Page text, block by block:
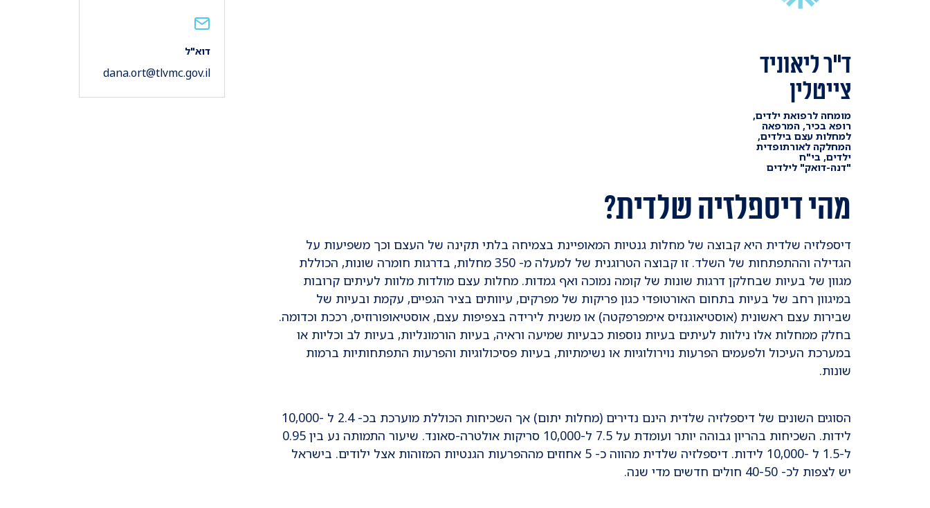
ד"ר ליאוניד
צייטלין
מומחה לרפואת ילדים,
רופא בכיר, המרפאה
למחלות עצם בילדים,
המחלקה לאורתופדית
ילדים, בי"ח
"דנה-דואק" לילדים
מהי דיספלזיה שלדית?
דיספלזיה שלדית היא קבוצה של מחלות גנטיות המאופיינת בצמיחה בלתי תקינה של העצם וכך משפיעות על
הגדילה וההתפתחות של השלד. זו קבוצה הטרוגנית של למעלה מ- 350 מחלות, בדרגות חומרה שונות, הכוללת
מגוון של בעיות שבחלקן דרגות שונות של קומה נמוכה ואף גמדות. מחלות עצם מולדות מלוות לעיתים קרובות
במיגוון רחב של בעיות בתחום האורטופדי כגון פריקות של מפרקים, עיוותים בציר הגפיים, עקמת ובעיות של
שבירות עצם ראשונית (אוסטיאוגנזיס אימפרפקטה) או משנית לירידה בצפיפות עצם, אוסטיאופורוזיס, רככת וכדומה.
בחלק ממחלות אלו נילוות לעיתים בעיות נוספות כבעיות שמיעה וראיה, בעיות הורמונליות, בעיות לב וכליות או
במערכת העיכול ולפעמים הפרעות נוירולוגיות או נשימתיות, בעיות פסיכולוגיות והפרעות התפתחותיות ברמות
שונות.
הסוגים השונים של דיספלזיה שלדית הינם נדירים (מחלות יתום) אך השכיחות הכוללת מוערכת בכ- 2.4 ל -10,000
לידות. השכיחות בהריון גבוהה יותר ועומדת על 7.5 ל-10,000 סריקות אולטרה-סאונד. שיעור התמותה נע בין 0.95
ל-1.5 ל -10,000 לידות. דיספלזיה שלדית מהווה כ- 5 אחוזים מההפרעות הגנטיות המזוהות אצל ילודים. בישראל
יש לצפות לכ- 40-50 חולים חדשים מדי שנה.
דוא"ל
dana.ort@tlvmc.gov.il